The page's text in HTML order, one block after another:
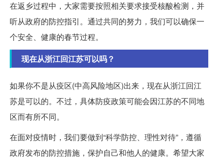
在返乡过程中，大家需要按照相关要求接受核酸检测，并
听从政府的防控指引。通过共同的努力，我们可以确保一
个安全、健康的春节过程。
现在从浙江回江苏可以吗？
如果你不是从疫区(中高风险地区)出来，现在从浙江回江
苏是可以的。不过，具体防疫政策可能会因江苏的不同地
区而有所不同。
在面对疫情时，我们要做到“科学防控、理性对待”，遵循
政府发布的防控措施，保护自己和他人的健康。希望大家